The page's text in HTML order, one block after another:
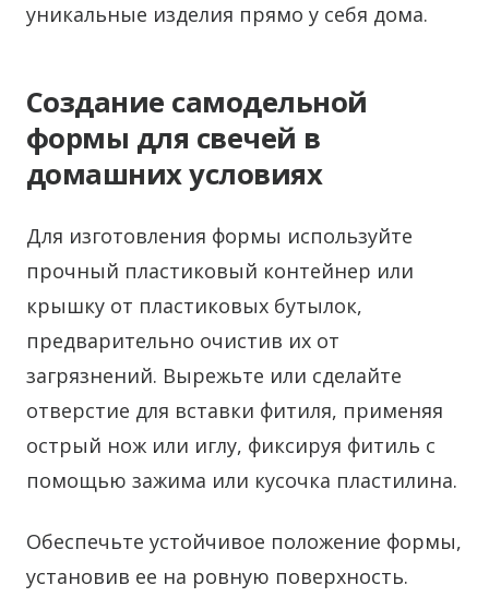
уникальные изделия прямо у себя дома.
Создание самодельной
формы для свечей в
домашних условиях
Для изготовления формы используйте
прочный пластиковый контейнер или
крышку от пластиковых бутылок,
предварительно очистив их от
загрязнений. Вырежьте или сделайте
отверстие для вставки фитиля, применяя
острый нож или иглу, фиксируя фитиль с
помощью зажима или кусочка пластилина.
Обеспечьте устойчивое положение формы,
установив ее на ровную поверхность.